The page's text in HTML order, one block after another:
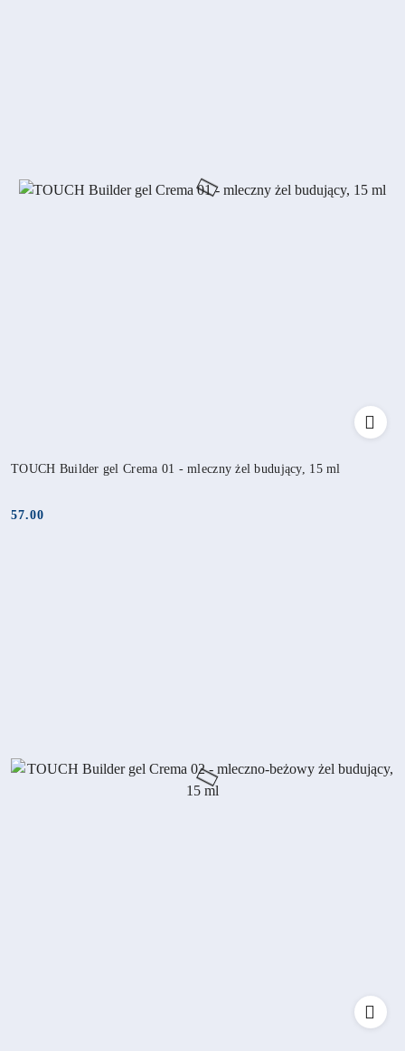
TOUCH Builder gel Crema 01 - mleczny żel budujący, 15 ml
Cena:
57.00